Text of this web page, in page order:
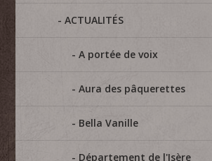
ACTUALITÉS
A portée de voix
Aura des pâquerettes
Bella Vanille
Département de l'Isère